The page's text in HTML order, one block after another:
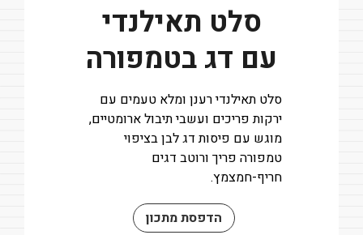
סלט תאילנדי
עם דג בטמפורה
סלט תאילנדי רענן ומלא טעמים עם
ירקות פריכים ועשבי תיבול ארומטיים,
מוגש עם פיסות דג לבן בציפוי
טמפורה פריך ורוטב דגים
חריף-חמצמץ.
הדפסת מתכון